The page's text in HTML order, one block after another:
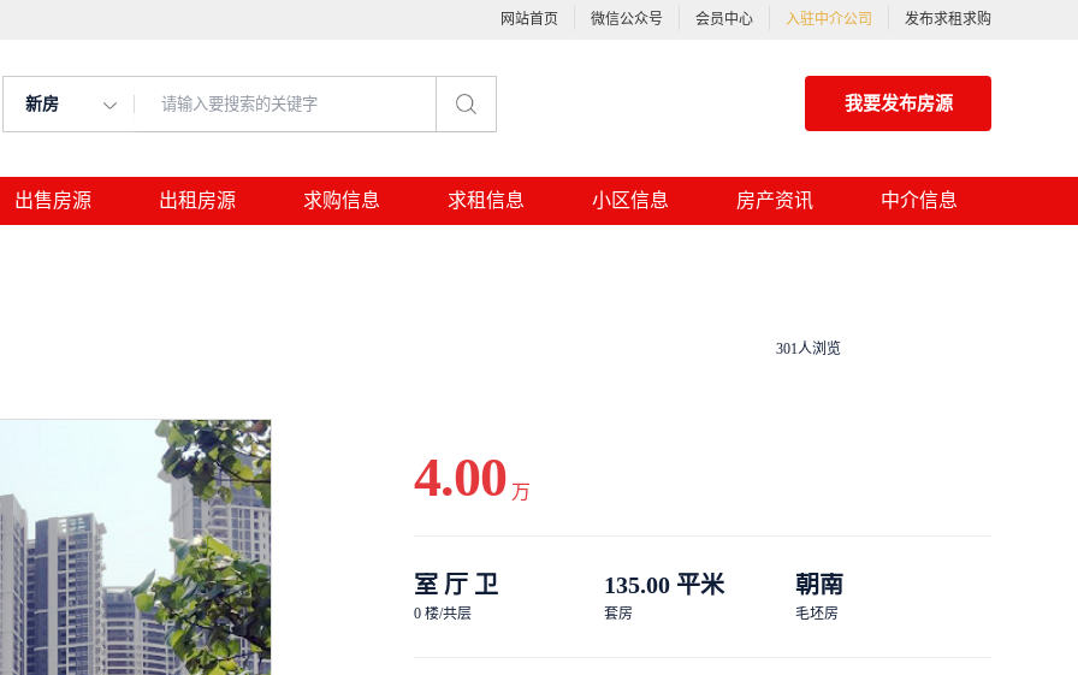
网站首页 微信公众号 会员中心 入驻中介公司 发布求租求购
新房 我要发布房源
出售房源 出租房源 求购信息 求租信息 小区信息 房产资讯 中介信息
301人浏览
4.00 万
室 厅 卫
0 楼/共层
135.00 平米
套房
朝南
毛坯房